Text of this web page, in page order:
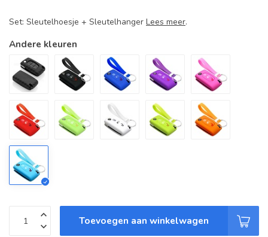
Set: Sleutelhoesje + Sleutelhanger Lees meer.
Andere kleuren
Toevoegen aan winkelwagen